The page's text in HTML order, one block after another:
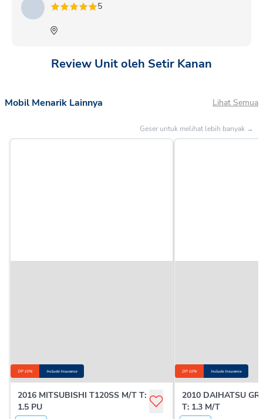
5
Review Unit oleh Setir Kanan
Mobil Menarik Lainnya Lihat Semua
Geser untuk melihat lebih banyak →
DP 10% Include Insurance
2016 MITSUBISHI T120SS M/T T:
1.5 PU
DP 10% Include Insurance
2010 DAIHATSU
T: 1.3 M/T